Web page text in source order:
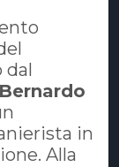
dal
Bernardo
in
Alla